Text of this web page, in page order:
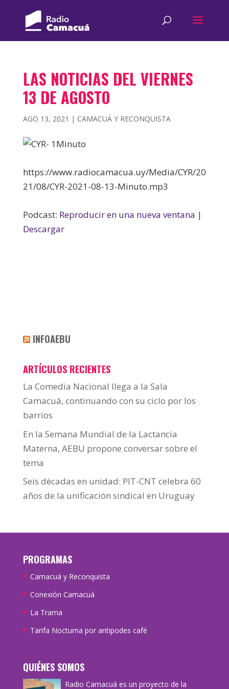
LAS NOTICIAS DEL VIERNES
13 DE AGOSTO
AGO 13, 2021 | CAMACUÁ Y RECONQUISTA
https://www.radiocamacua.uy/Media/CYR/20
21/08/CYR-2021-08-13-Minuto.mp3
Podcast: Reproducir en una nueva ventana |
Descargar
INFOAEBU
ARTÍCULOS RECIENTES
La Comedia Nacional llega a la Sala
Camacuá, continuando con su ciclo por los
barrios
En la Semana Mundial de la Lactancia
Materna, AEBU propone conversar sobre el
tema
Seis décadas en unidad: PIT-CNT celebra 60
años de la unificación sindical en Uruguay
PROGRAMAS
Camacuá y Reconquista
Conexión Camacuá
La Trama
Tarifa Nocturna por antipodes café
QUIÉNES SOMOS
Radio Camacuá es un proyecto de la